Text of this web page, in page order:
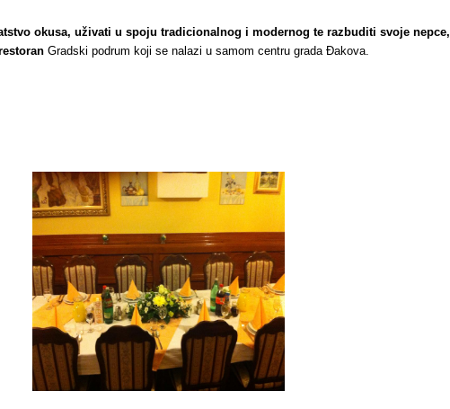
okusa, uživati u spoju tradicionalnog i modernog te razbuditi svoje nepce,
Gradski podrum koji se nalazi u samom centru grada Đakova.